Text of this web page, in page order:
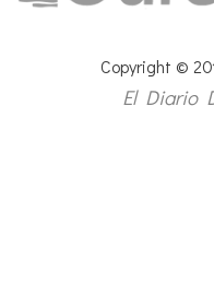
Copyright ©
El Diario